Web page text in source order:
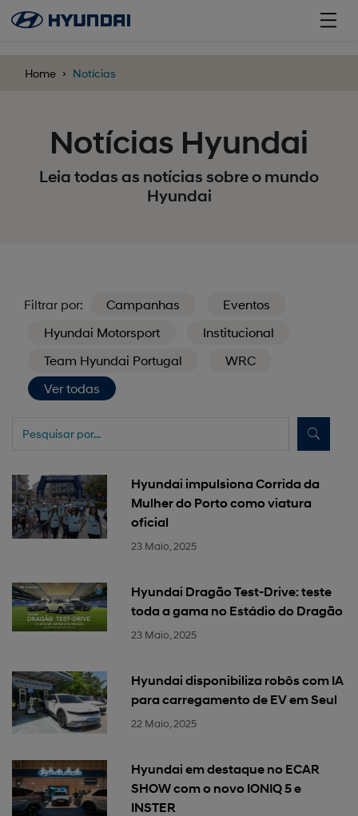
Home Notícias
Notícias Hyundai
Leia todas as notícias sobre o mundo
Hyundai
Filtrar por: Campanhas
Eventos
Hyundai Motorsport
Institucional
Team Hyundai Portugal
WRC
Ver todas
Hyundai impulsiona Corrida da
Mulher do Porto como viatura
oficial
23 Maio, 2025
Hyundai Dragão Test-Drive: teste
toda a gama no Estádio do Dragão
23 Maio, 2025
Hyundai disponibiliza robôs com IA
para carregamento de EV em Seul
22 Maio, 2025
Hyundai em destaque no ECAR
SHOW com o novo IONIQ 5 e
INSTER